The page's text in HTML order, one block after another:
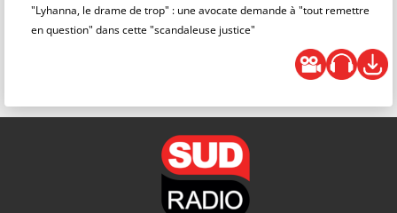
"Lyhanna, le drame de trop" : une avocate demande à "tout remettre
en question" dans cette "scandaleuse justice"